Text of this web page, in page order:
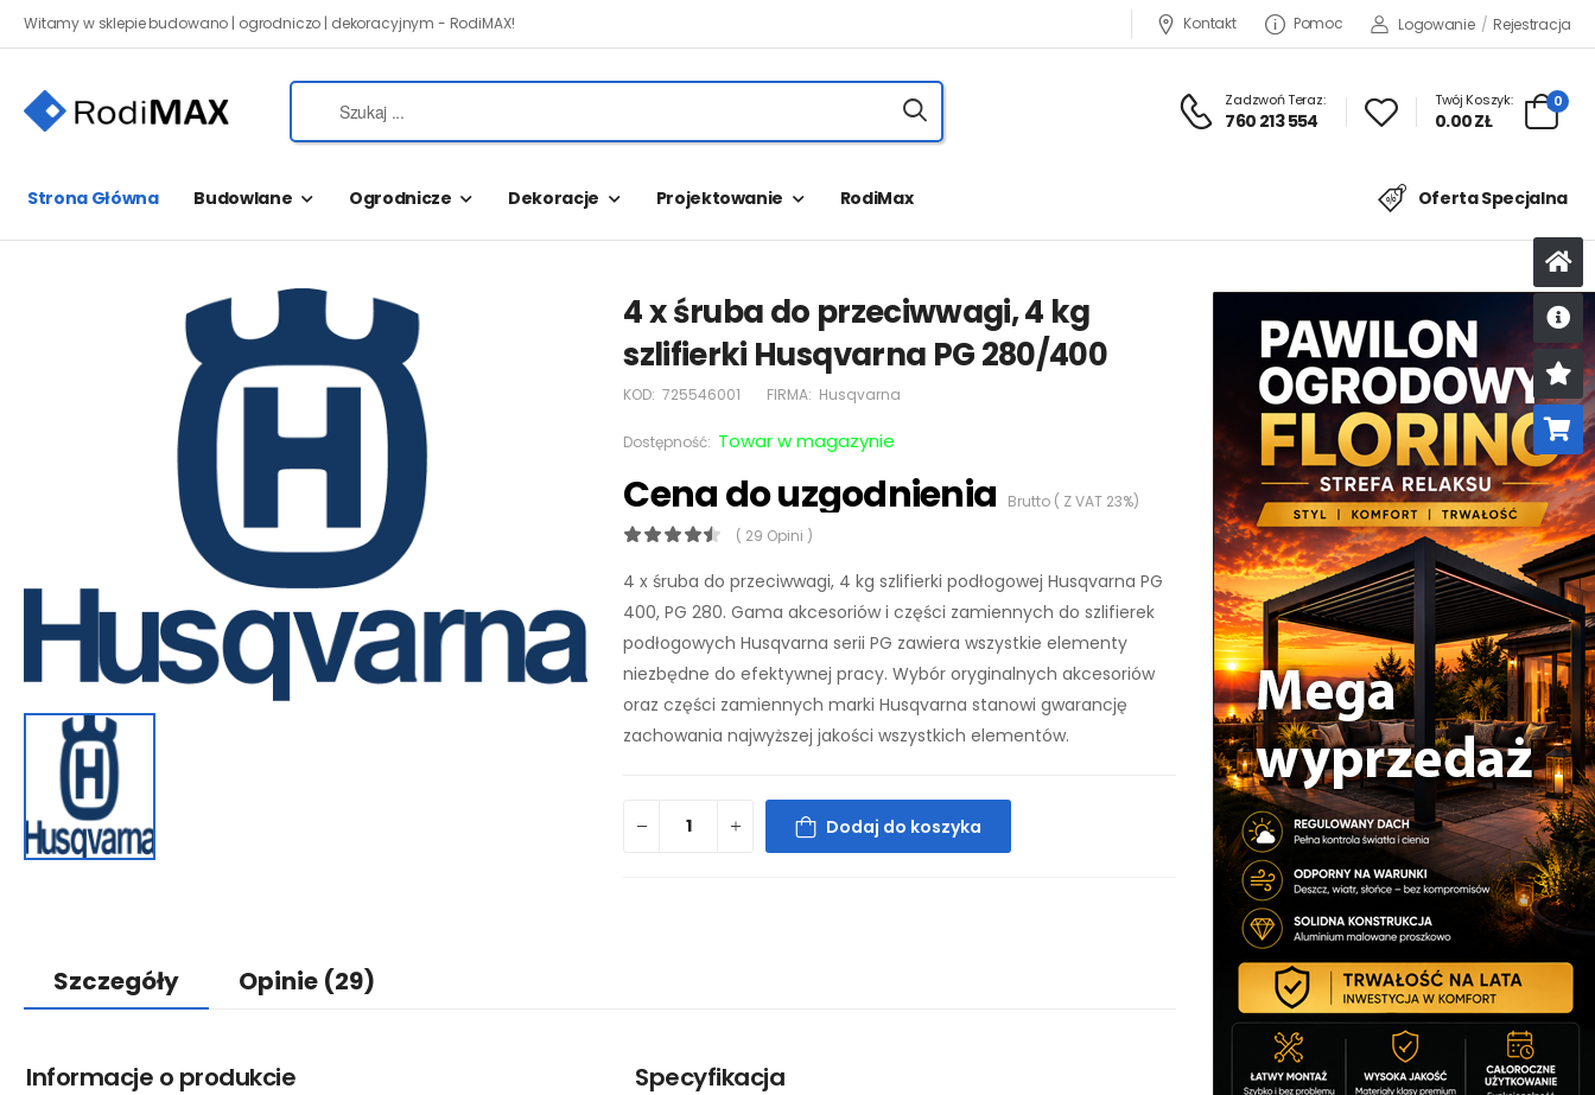
Witamy w sklepie budowano | ogrodniczo | dekoracyjnym - RodiMAX! Kontakt Pomoc Logowanie / Rejestracja
Zadzwoń Teraz:
760 213 554
Twój Koszyk:
0.00 ZŁ
0
Strona Główna Budowlane Ogrodnicze Dekoracje Projektowanie RodiMax Oferta Specjalna
4 x śruba do przeciwwagi, 4 kg
szlifierki Husqvarna PG 280/400
KOD: 725546001 FIRMA: Husqvarna
Dostępność: Towar w magazynie
Cena do uzgodnienia Brutto ( Z VAT 23%)
( 29 Opini )
4 x śruba do przeciwwagi, 4 kg szlifierki podłogowej Husqvarna PG
400, PG 280. Gama akcesoriów i części zamiennych do szlifierek
podłogowych Husqvarna serii PG zawiera wszystkie elementy
niezbędne do efektywnej pracy. Wybór oryginalnych akcesoriów
oraz części zamiennych marki Husqvarna stanowi gwarancję
zachowania najwyższej jakości wszystkich elementów.
Dodaj do koszyka
Szczegóły Opinie (29)
Informacje o produkcie Specyfikacja